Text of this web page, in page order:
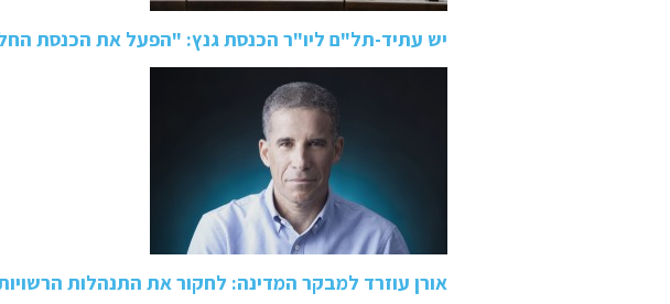
יש עתיד-תל"ם ליו"ר הכנסת גנץ: "הפעל את הכנסת
אורן עוזרד למבקר המדינה: לחקור את התנהלות